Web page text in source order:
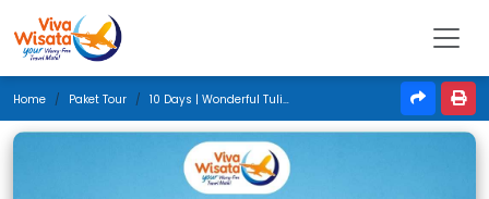
Home Paket Tour 10 Days | Wonderful Tulip Festival In Turkey | April 2025 | Jakarta